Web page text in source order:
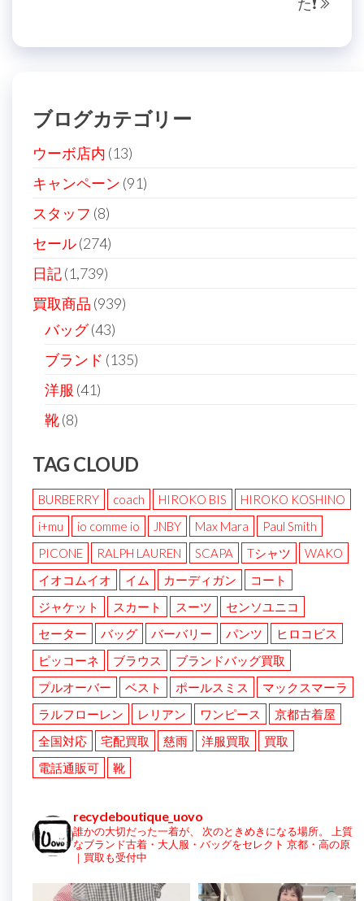
ビ
シ
ョ
ン
ブログカテゴリー
ウーボ店内 (13)
キャンペーン (91)
スタッフ (8)
セール(274)
日記(1,739)
買取商品 (939)
バッグ(43)
ブランド (135)
洋服 (41)
靴(8)
TAG CLOUD
BURBERRY coach HIROKO BIS
HIROKO KOSHINO
i+mu
io comme io JNBY Max Mara
Paul Smith
PICONE
RALPH LAUREN SCAPA Tシャツ
WAKO
イオコムイオ
イム カーディガン
コート
ジャケット
スカート スーツ
センソユニコ
セーター
バッグ バーバリー パンツ
ヒロコビス
ピッコーネ
ブラウス
ブランドバッグ買取
プルオーバー
ベスト ポールスミス
マックスマーラ
ラルフローレン
レリアン ワンピース
京都古着屋
全国対応
宅配買取 慈雨 洋服買取
買取
電話通販可
靴
recycleboutique_uovo
誰かの大切だった一着が、 次のときめきになる場所。
上質
なブランド古着・大人服・バッグをセレクト 京都・高の原
｜買取も受付中